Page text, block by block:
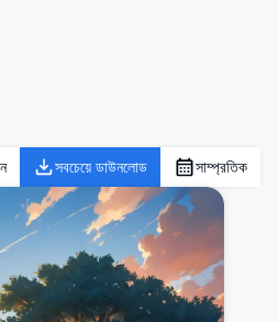
সবচেয়ে ডাউনলোড সাম্প্রতিক